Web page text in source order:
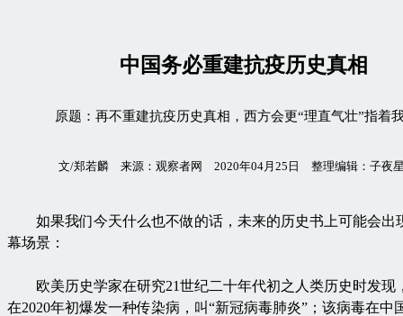
中国务必重建抗疫历史真相
原题：再不重建抗疫历史真相，西方会更“理直气壮”指着
文/郑若麟 来源：观察者网 2020年04月25日 整理编辑：子夜
如果我们今天什么也不做的话，未来的历史书上可能会出
幕场景：
欧美历史学家在研究21世纪二十年代初之人类历史时发现
在2020年初爆发一种传染病，叫“新冠病毒肺炎”；该病毒在中